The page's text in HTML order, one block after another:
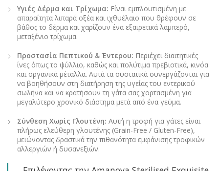
Υγιές Δέρμα και Τρίχωμα: Είναι εμπλουτισμένη με
απαραίτητα λιπαρά οξέα και ιχθυέλαιο που θρέφουν σε
βάθος το δέρμα και χαρίζουν ένα εξαιρετικά λαμπερό,
μεταξένιο τρίχωμα.
Προστασία Πεπτικού & Έντερου: Περιέχει διαιτητικές
ίνες όπως το ψύλλιο, καθώς και πολύτιμα πρεβιοτικά, κινόα
και οργανικά μέταλλα. Αυτά τα συστατικά συνεργάζονται για
να βοηθήσουν στη διατήρηση της υγείας του εντερικού
σωλήνα και να κρατήσουν τη γάτα σας χορτασμένη για
μεγαλύτερο χρονικό διάστημα μετά από ένα γεύμα.
Σύνθεση Χωρίς Γλουτένη: Αυτή η τροφή για γάτες είναι
πλήρως ελεύθερη γλουτένης (Grain-Free / Gluten-Free),
μειώνοντας δραστικά την πιθανότητα εμφάνισης τροφικών
αλλεργιών ή δυσανεξιών.